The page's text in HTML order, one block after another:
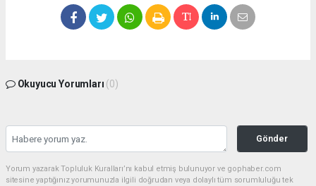
Okuyucu Yorumları (0)
Gönder
Yorum yazarak Topluluk Kuralları’nı kabul etmiş bulunuyor ve gophaber.com
sitesine yaptığınız yorumunuzla ilgili doğrudan veya dolaylı tüm sorumluluğu tek